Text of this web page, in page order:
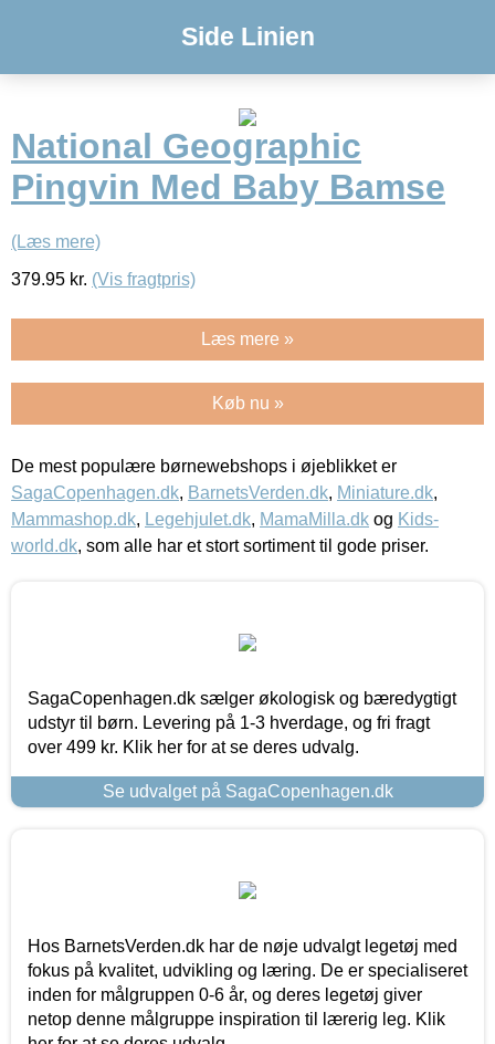
Side Linien
National Geographic
Pingvin Med Baby Bamse
(Læs mere)
379.95 kr. (Vis fragtpris)
Læs mere »
Køb nu »
De mest populære børnewebshops i øjeblikket er
SagaCopenhagen.dk, BarnetsVerden.dk, Miniature.dk,
Mammashop.dk, Legehjulet.dk, MamaMilla.dk og Kids-
world.dk, som alle har et stort sortiment til gode priser.
SagaCopenhagen.dk sælger økologisk og bæredygtigt
udstyr til børn. Levering på 1-3 hverdage, og fri fragt
over 499 kr. Klik her for at se deres udvalg.
Se udvalget på SagaCopenhagen.dk
Hos BarnetsVerden.dk har de nøje udvalgt legetøj med
fokus på kvalitet, udvikling og læring. De er specialiseret
inden for målgruppen 0-6 år, og deres legetøj giver
netop denne målgruppe inspiration til lærerig leg. Klik